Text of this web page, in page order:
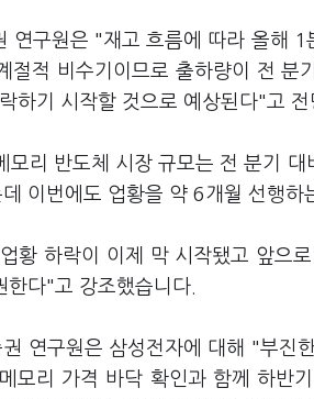
연구원은 "재고 흐름에 따라 올해
절적 비수기이므로 출하량이 전
하기 시작할 것으로 예상된다"고 전
모리 반도체 시장 규모는 전 분기
이번에도 업황을 약 6개월 선행하
황 하락이 이제 막 시작됐고 앞으
한다"고 강조했습니다.
연구원은 삼성전자에 대해 "부진
모리 가격 바닥 확인과 함께 하반